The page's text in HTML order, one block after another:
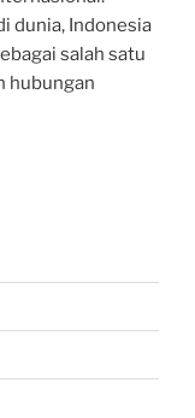
dunia, Indonesia
salah satu
hubungan